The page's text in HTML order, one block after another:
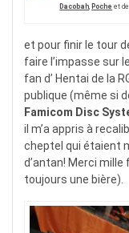
Dacobah, Poche et
et pour finir le tour
faire l’impasse sur
fan d’ Hentai de la
publique (même si
Famicom Disc
il m’a appris à
cheptel qui étaient
d’antan! Merci mille
toujours une bière).